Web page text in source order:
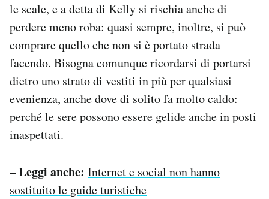
le scale, e a detta di Kelly si rischia anche di
perdere meno roba: quasi sempre, inoltre, si può
comprare quello che non si è portato strada
facendo. Bisogna comunque ricordarsi di portarsi
dietro uno strato di vestiti in più per qualsiasi
evenienza, anche dove di solito fa molto caldo:
perché le sere possono essere gelide anche in posti
inaspettati.
– Leggi anche: Internet e social non hanno
sostituito le guide turistiche